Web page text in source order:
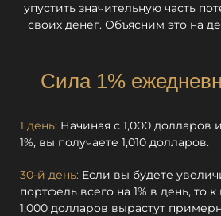
упустить значительную часть
своих денег. Объясним это на
Сила 1%
1 день: Начиная с 1,000 долларов
1%, вы получаете 1,010 долларов.
30-й день: Если вы будете
портфель всего на 1% в день, то
1,000 долларов вырастут